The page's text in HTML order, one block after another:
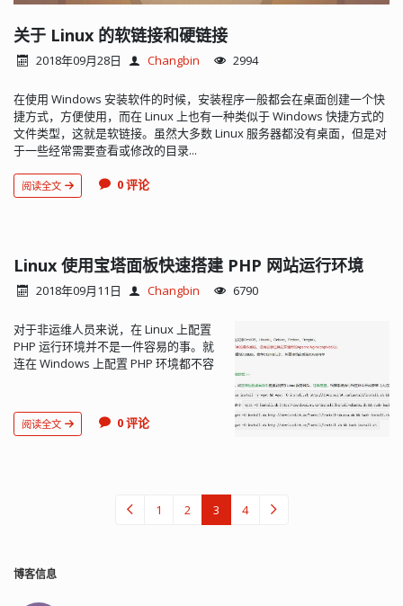
关于 Linux 的软链接和硬链接
2018年09月28日 Changbin 2994
在使用 Windows 安装软件的时候，安装程序一般都会在桌面创建一个快
捷方式，方便使用，而在 Linux 上也有一种类似于 Windows 快捷方式的
文件类型，这就是软链接。虽然大多数 Linux 服务器都没有桌面，但是对
于一些经常需要查看或修改的目录...
阅读全文 0 评论
Linux 使用宝塔面板快速搭建 PHP 网站运行环境
2018年09月11日 Changbin 6790
对于非运维人员来说，在 Linux 上配置
PHP 运行环境并不是一件容易的事。就
连在 Windows 上配置 PHP 环境都不容
可以自动配置 PHP 运行环境，但是...
阅读全文 0 评论
1 2 3 4
博客信息